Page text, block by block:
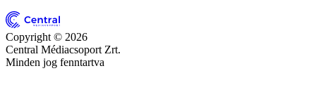
Copyright © 2026
Central Médiacsoport Zrt.
Minden jog fenntartva